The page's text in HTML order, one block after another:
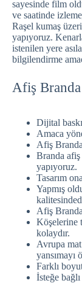
sayesinde film
ve saatinde
Raşel kumaş
yapıyoruz.
istenilen yere
bilgilendirme
Afiş
Dijital
Amaca
Afiş
Branda afiş
yapıyoruz.
Tasarım
Yapmış
Afiş
Köşelerine
kolaydır.
Avrupa
yansımayı
Farklı
İsteğe